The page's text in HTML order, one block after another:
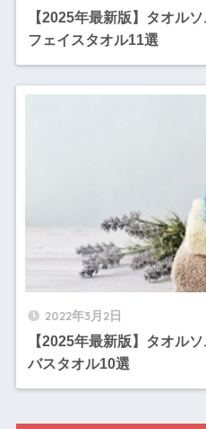
【2025年最新版】タオル
フェイスタオル11選
2022年3月2日
【2025年最新版】タオル
バスタオル10選